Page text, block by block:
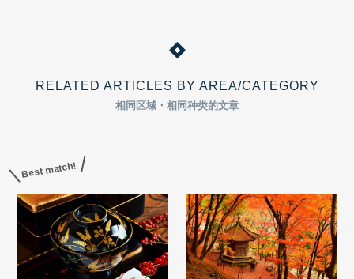
RELATED ARTICLES BY AREA/CATEGORY
相同区域・相同种类的文章
Best match!